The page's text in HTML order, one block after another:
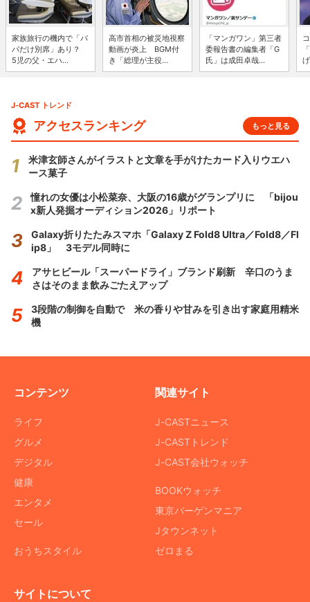
家族旅行の機内で「パ
パだけ別席」あり？
5児の父・エハ...
高市首相の被災地視察
動画が炎上 BGM付
き「総理が主役...
「マンガワン」第三者
委報告書の編集者「G
氏」は成田卓哉...
J-CAST トレンド
アクセスランキング もっと見る
米津玄師さんがイラストと文章を手がけたカード入りウエハ
ース菓子
憧れの女優は小松菜奈、大阪の16歳がグランプリに 「bijou
x新人発掘オーディション2026」リポート
Galaxy折りたたみスマホ「Galaxy Z Fold8 Ultra／Fold8／Fl
ip8」 3モデル同時に
アサヒビール「スーパードライ」ブランド刷新 辛口のうま
さはそのまま飲みごたえアップ
3段階の制御を自動で 米の香りや甘みを引き出す家庭用精米
機
コンテンツ
ライフ
グルメ
デジタル
健康
エンタメ
セール
おうちスタイル
関連サイト
J-CASTニュース
J-CASTトレンド
J-CAST会社ウォッチ
BOOKウォッチ
東京バーゲンマニア
Jタウンネット
ゼロまる
サイトについて